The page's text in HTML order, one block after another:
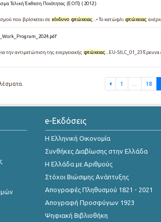
Τελική Έκθεση Ποιότητας (ΕΟΠ) ( 2012 )
που βρίσκεται σε κίνδυνο φτώχειας...• Το κατώφλι φτώχειας
την αντιμετώπιση της ενεργειακής φτώχειας ...EU-SILC_01_23 Έρευνα
1 18
e-Εκδόσεις
Η Ελληνική Οικονομία
Συνθήκες Διαβίωσης στην Ελλάδα
Η Ελλάδα με Αριθμούς
Στόχοι Βιώσιμης Ανάπτυξης
Απογραφές Πληθυσμού 1821 - 2021
Απογραφή Προσφύγων 1923
Ψηφιακή Βιβλιοθήκη